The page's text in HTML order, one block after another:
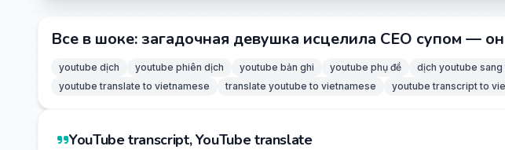
Все в шоке: загадочная девушка исцелила CEO супом —
youtube dịch youtube phiên dịch youtube bản ghi youtube phụ đề dịch youtube sang
youtube translate to vietnamese
translate youtube to vietnamese youtube transcript to
YouTube transcript, YouTube translate